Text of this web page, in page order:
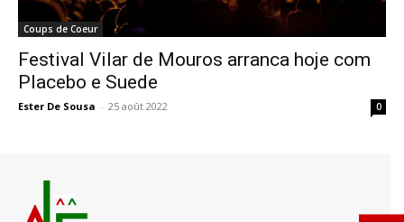
Coups de Coeur
Festival Vilar de Mouros arranca hoje com
Placebo e Suede
Ester De Sousa - 25 août 2022 0